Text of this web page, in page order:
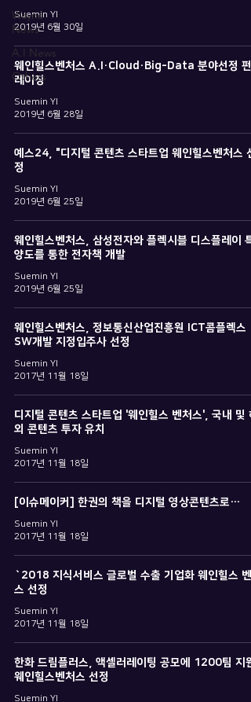
Wayne
News
A.I News
Others
Suemin YI
2019년 6월 30일
웨인힐스벤처스 A.I·Cloud·Big-Data 분야선정 펀
레이징
Suemin YI
2019년 6월 28일
예스24, "디지털 콘텐츠 스타트업 웨인힐스벤처스 선
정
Suemin YI
2019년 6월 25일
웨인힐스벤처스, 삼성전자와 플렉시블 디스플레이 특
양도를 통한 전자책 개발
Suemin YI
2019년 6월 25일
웨인힐스벤처스, 정보통신산업진흥원 ICT콤플렉스
SW개발 지정입주사 선정
Suemin YI
2017년 11월 18일
디지털 콘텐츠 스타트업 '웨인힐스 벤처스', 국내 및
외 콘텐츠 투자 유치
Suemin YI
2017년 11월 18일
[이슈메이커] 한권의 책을 디지털 영상콘텐츠로…
Suemin YI
2017년 11월 18일
`2018 지식서비스 글로벌 수출 기업화 웨인힐스 벤
스 선정
Suemin YI
2017년 11월 18일
한화 드림플러스, 액셀러레이팅 공모에 1200팀 지
웨인힐스벤처스 선정
Suemin YI